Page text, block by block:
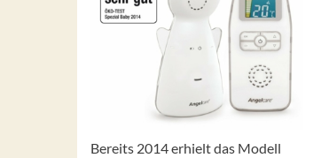
Bereits 2014 erhielt das Modell